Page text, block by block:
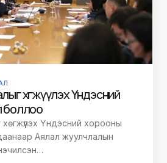
хөгжүүлэх Үндэсний
боллоо
Үндэсний хорооны
Аялал жуулчлалын